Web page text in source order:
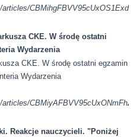
CKE. W środę ostatni
Wydarzenia
CKE. W środę ostatni egzamin
Wydarzenia
Reakcje nauczycieli. "Poniżej